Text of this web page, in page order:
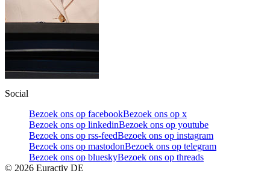
Social
Bezoek ons op facebookBezoek ons op x
Bezoek ons op linkedinBezoek ons op youtube
Bezoek ons op rss-feedBezoek ons op instagram
Bezoek ons op mastodonBezoek ons op telegram
Bezoek ons op blueskyBezoek ons op threads
© 2026 Euractiv DE